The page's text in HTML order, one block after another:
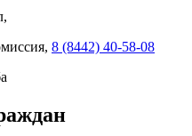
8 (8442) 40-58-08